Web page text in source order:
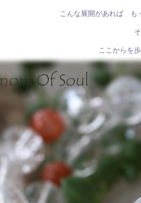
こんな展開があれば も
ここからを